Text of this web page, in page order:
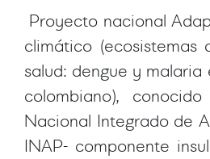
Proyecto nacional
climático (ecosistemas
salud: dengue y
colombiano),
Nacional Integrado de
INAP- componente